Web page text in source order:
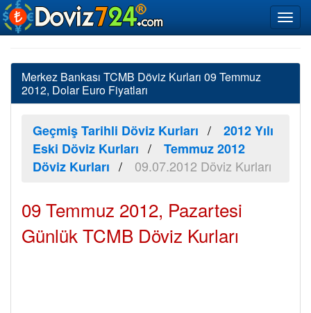
Merkez Bankası TCMB Döviz Kurları 09 Temmuz
2012, Dolar Euro Fiyatları
Geçmiş Tarihli Döviz Kurları
2012 Yılı
Eski Döviz Kurları
Temmuz 2012
Döviz Kurları
09.07.2012 Döviz Kurları
09 Temmuz 2012, Pazartesi
Günlük TCMB Döviz Kurları